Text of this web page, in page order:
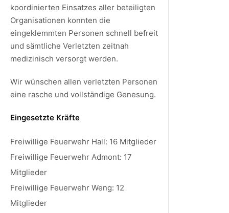
koordinierten Einsatzes aller beteiligten
Organisationen konnten die
eingeklemmten Personen schnell befreit
und sämtliche Verletzten zeitnah
medizinisch versorgt werden.
Wir wünschen allen verletzten Personen
eine rasche und vollständige Genesung.
Eingesetzte Kräfte
Freiwillige Feuerwehr Hall: 16 Mitglieder
Freiwillige Feuerwehr Admont: 17
Mitglieder
Freiwillige Feuerwehr Weng: 12
Mitglieder